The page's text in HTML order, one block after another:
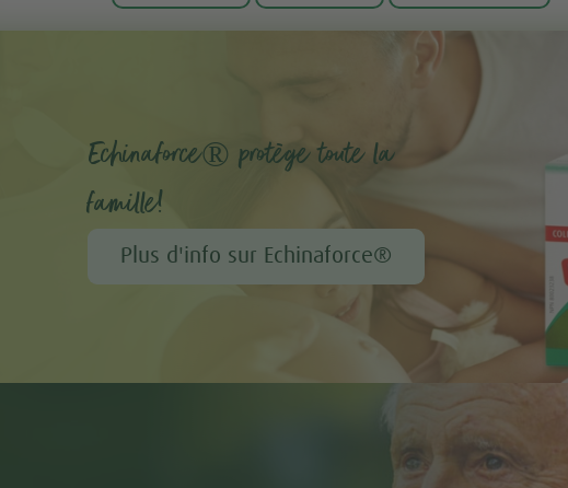
Echinaforce® protège toute la
famille!
Plus d'info sur Echinaforce®